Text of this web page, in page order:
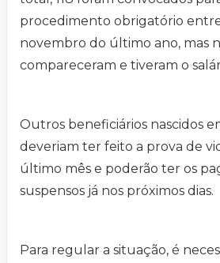
procedimento obrigatório
novembro do último ano, mas
compareceram e tiveram o
Outros beneficiários nascidos
deveriam ter feito a prova de
último mês e poderão ter os
suspensos já nos próximos dias.
Para regular a situação, é